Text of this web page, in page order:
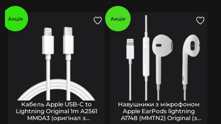
Акція
Кабель Apple USB-C to
Lightning Original 1m A2561
MM0A3 (оригінал з
Акція
Навушники з мікрофоном
Apple EarPods lightning
A1748 (MMTN2) Original (з